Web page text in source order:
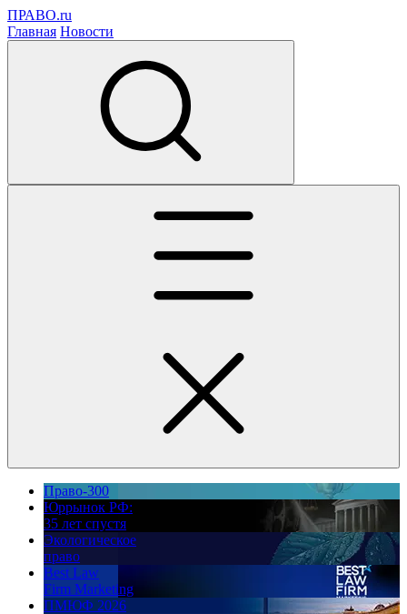
ПРАВО.ru
Главная Новости
Право-300
Юррынок РФ:
35 лет спустя
Экологическое
право
Best Law
Firm Marketing
ПМЮФ 2026